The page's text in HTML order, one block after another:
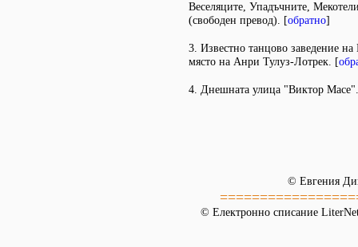
Веселяците, Упадъчните,
(свободен превод). [обратно]
3. Известно танцово заведение
място на Анри Тулуз-Лотрек. [
4. Днешната улица "Виктор
© Евгения
© Електронно списание